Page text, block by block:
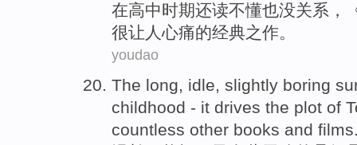
在高中时期还读不懂也没关系 ，
很让人心痛的经典之作。
youdao
The long, idle, slightly boring
childhood - it drives the plot of
countless other books and films